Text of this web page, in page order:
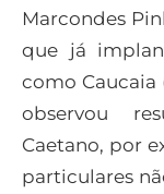
Marcondes
que já
como Caucaia
observou
Caetano, por
particulares